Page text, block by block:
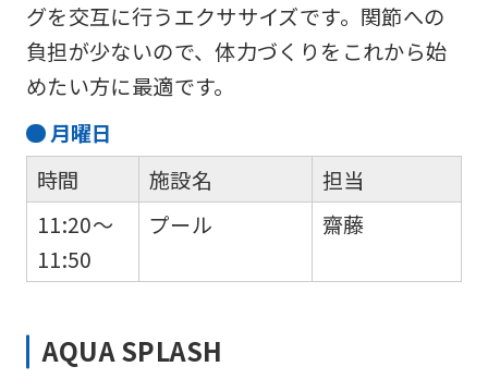
グを交互に行うエクササイズです。関節への
負担が少ないので、体力づくりをこれから始
めたい方に最適です。
月曜日
時間
11:20～
11:50
施設名
プール
担当
齋藤
AQUA SPLASH